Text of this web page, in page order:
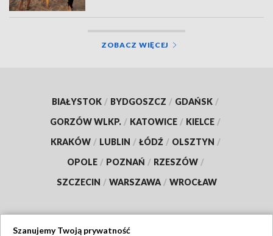
ZOBACZ WIĘCEJ
BIAŁYSTOK / BYDGOSZCZ / GDAŃSK /
GORZÓW WLKP. / KATOWICE / KIELCE /
KRAKÓW / LUBLIN / ŁÓDŹ / OLSZTYN /
OPOLE / POZNAŃ / RZESZÓW /
SZCZECIN / WARSZAWA / WROCŁAW
Szanujemy Twoją prywatność